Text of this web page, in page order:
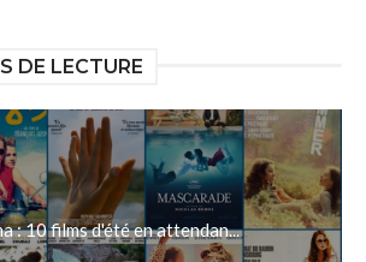
DE LECTURE
: 10 films d'été en attendan...